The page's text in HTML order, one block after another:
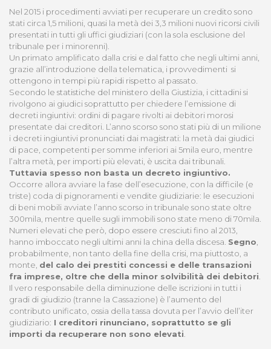
Nel 2015 i procedimenti avviati per recuperare un credito sono
stati circa 1,5 milioni, quasi la metà dei 3,3 milioni nuovi ricorsi civili
presentati in tutti gli uffici giudiziari (con la sola esclusione del
tribunale per i minorenni).
Un primato amplificato dalla crisi e dal fatto che negli ultimi anni,
grazie all’introduzione della telematica, i provvedimenti si
ottengono in tempi più rapidi rispetto al passato.
Secondo le statistiche del ministero della Giustizia, i cittadini si
rivolgono ai giudici soprattutto per chiedere l’emissione di
decreti ingiuntivi: ordini di pagare rivolti ai debitori morosi
presentate dai creditori. L’anno scorso sono stati più di un milione
i decreti ingiuntivi pronunciati dai magistrati: la metà dai giudici
di pace, competenti per somme inferiori ai 5mila euro, mentre
l’altra metà, per importi più elevati, è uscita dai tribunali.
Tuttavia spesso non basta un decreto ingiuntivo.
Occorre allora avviare la fase dell’esecuzione, con la difficile (e
triste) coda di pignoramenti e vendite giudiziarie: le esecuzioni
di beni mobili avviate l’anno scorso in tribunale sono state oltre
300mila, mentre quelle sugli immobili sono state meno di 70mila.
Numeri elevati che però, dopo essere cresciuti fino al 2013,
hanno imboccato negli ultimi anni la china della discesa. Segno
probabilmente, non tanto della fine della crisi, ma piuttosto, a
monte, del calo dei prestiti concessi e delle transazioni
fra imprese, oltre che della minor solvibilità dei debitori
Il vero responsabile della diminuzione delle iscrizioni in tutti i
gradi di giudizio (tranne la Cassazione) è l’aumento del
contributo unificato, ossia della tassa dovuta per l’avvio dell’iter
giudiziario: I creditori rinunciano, soprattutto se gli
importi da recuperare non sono elevati